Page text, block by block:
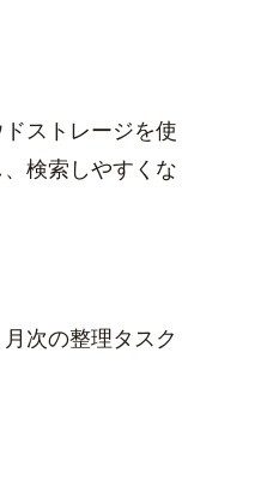
ストレージを使
検索しやすくな
次の整理タスク